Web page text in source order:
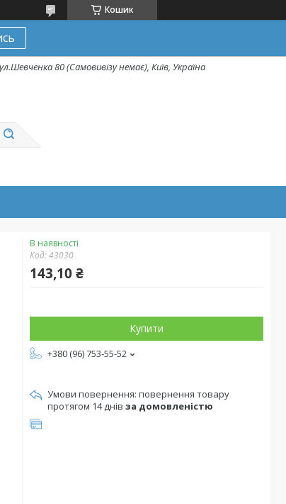
Кошик
80 (Самовивізу немає), Київ, Україна
В наявності
Код:43030
143,10 ₴
Купити
+380 (96) 753-55-52
повернення товару
протягом 14 днів за домовленістю